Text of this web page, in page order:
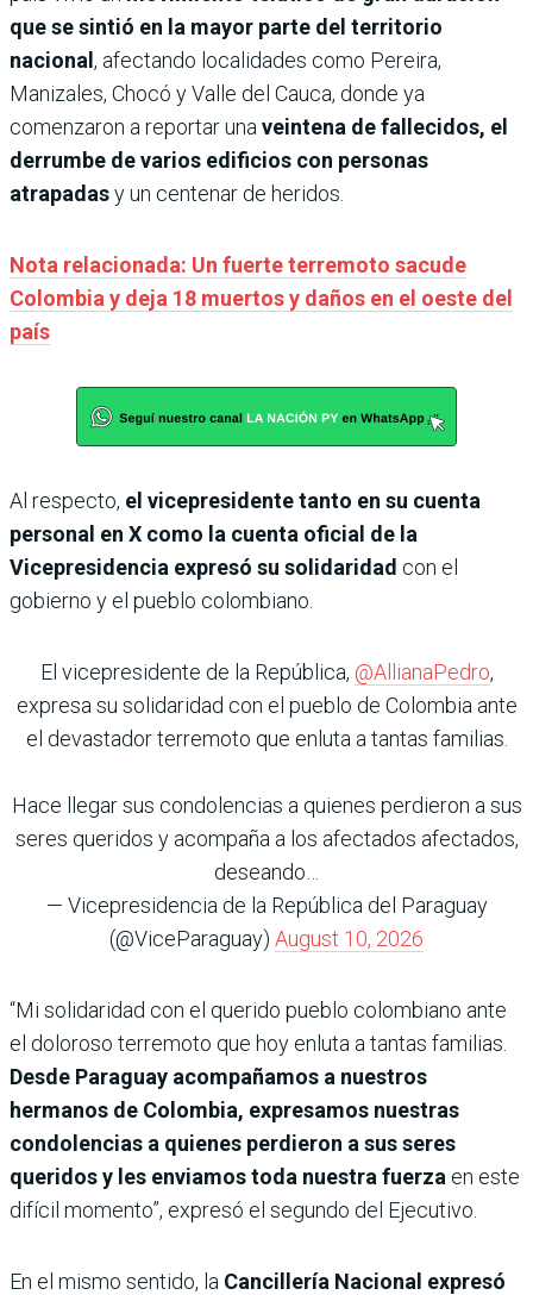
que se sintió en la mayor parte del territorio
nacional, afectando localidades como Pereira,
Manizales, Chocó y Valle del Cauca, donde ya
comenzaron a reportar una veintena de fallecidos, el
derrumbe de varios edificios con personas
atrapadasy un centenar de heridos.
Nota relacionada: Un fuerte terremoto sacude
Colombia y deja 18 muertos y daños en el oeste del
país
Al respecto, el vicepresidente tanto en su cuenta
personal en X como la cuenta oficial de la
Vicepresidencia expresó su solidaridad con el
gobierno y el pueblo colombiano.
El vicepresidente de la República, @AllianaPedro,
expresa su solidaridad con el pueblo de Colombia ante
el devastador terremoto que enluta a tantas familias.
Hace llegar sus condolencias a quienes perdieron a sus
seres queridos y acompaña a los afectados afectados,
deseando…
— Vicepresidencia de la República del Paraguay
(@ViceParaguay) August 10, 2026
“Mi solidaridad con el querido pueblo colombiano ante
el doloroso terremoto que hoy enluta a tantas familias.
Desde Paraguay acompañamos a nuestros
hermanos de Colombia, expresamos nuestras
condolencias a quienes perdieron a sus seres
queridos y les enviamos toda nuestra fuerza en este
difícil momento”, expresó el segundo del Ejecutivo.
En el mismo sentido, la Cancillería Nacional expresó